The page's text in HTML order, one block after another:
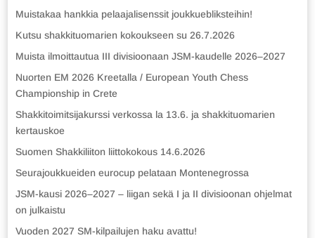
Muistakaa hankkia pelaajalisenssit joukkuebliksteihin!
Kutsu shakkituomarien kokoukseen su 26.7.2026
Muista ilmoittautua III divisioonaan JSM-kaudelle 2026–2027
Nuorten EM 2026 Kreetalla / European Youth Chess
Championship in Crete
Shakkitoimitsijakurssi verkossa la 13.6. ja shakkituomarien
kertauskoe
Suomen Shakkiliiton liittokokous 14.6.2026
Seurajoukkueiden eurocup pelataan Montenegrossa
JSM-kausi 2026–2027 – liigan sekä I ja II divisioonan ohjelmat
on julkaistu
Vuoden 2027 SM-kilpailujen haku avattu!